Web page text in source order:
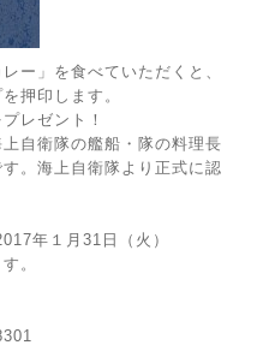
ー」を食べていただくと、
押印します。
レゼント！
自衛隊の艦船・隊の料理長
。海上自衛隊より正式に認
年１月31日（火）
。